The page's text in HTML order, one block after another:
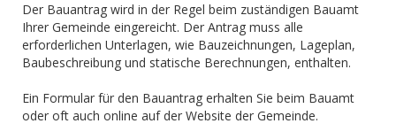
Der Bauantrag wird in der Regel beim zuständigen Bauamt
Ihrer Gemeinde eingereicht. Der Antrag muss alle
erforderlichen Unterlagen, wie Bauzeichnungen, Lageplan,
Baubeschreibung und statische Berechnungen, enthalten.
Ein Formular für den Bauantrag erhalten Sie beim Bauamt
oder oft auch online auf der Website der Gemeinde.